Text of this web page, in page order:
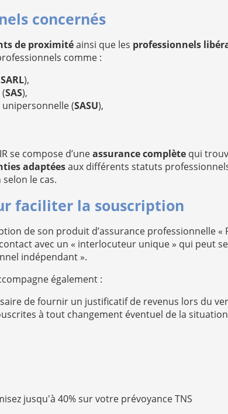
concernés
de proximitéainsi que les professionnels
comme :
SARL),
SAS),
(SASU),
se compose d’uneassurance complète qui
adaptéesaux différents statuts
le cas.
faciliter la souscription
de son produit d’assurance professionnelle «
avec un « interlocuteur unique » qui peut
indépendant ».
également :
de fournir un justificatif de revenus lors du
à tout changement éventuel de la
jusqu'à 40% sur votre prévoyance TNS